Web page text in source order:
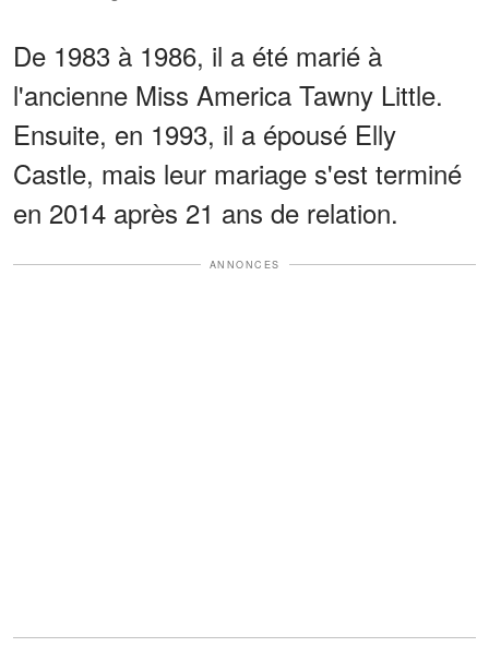
De 1983 à 1986, il a été marié à
l'ancienne Miss America Tawny Little.
Ensuite, en 1993, il a épousé Elly
Castle, mais leur mariage s'est terminé
en 2014 après 21 ans de relation.
ANNONCES